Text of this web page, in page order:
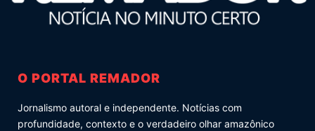
O PORTAL REMADOR
Jornalismo autoral e independente. Notícias com
profundidade, contexto e o verdadeiro olhar amazônico